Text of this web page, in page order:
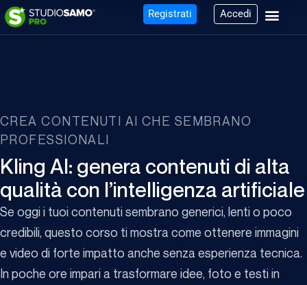
Registrati Accedi
CREA CONTENUTI AI CHE SEMBRANO
PROFESSIONALI
Kling AI: genera contenuti di alta
qualità con l’intelligenza artificiale
Se oggi i tuoi contenuti sembrano generici, lenti o poco
credibili, questo corso ti mostra come ottenere immagini
e video di forte impatto anche senza esperienza tecnica.
In poche ore impari a trasformare idee, foto e testi in